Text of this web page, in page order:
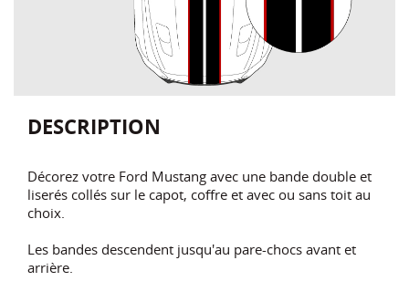
DESCRIPTION
Décorez votre Ford Mustang avec une bande double et
liserés collés sur le capot, coffre et avec ou sans toit au
choix.
Les bandes descendent jusqu'au pare-chocs avant et
arrière.